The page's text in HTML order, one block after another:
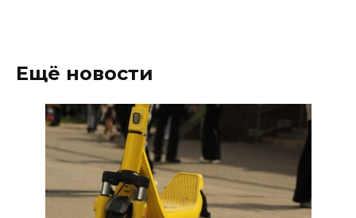
Ещё новости